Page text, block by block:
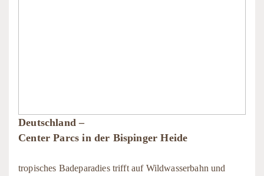
Deutschland –
Center Parcs in der Bispinger Heide
tropisches Badeparadies trifft auf Wildwasserbahn und